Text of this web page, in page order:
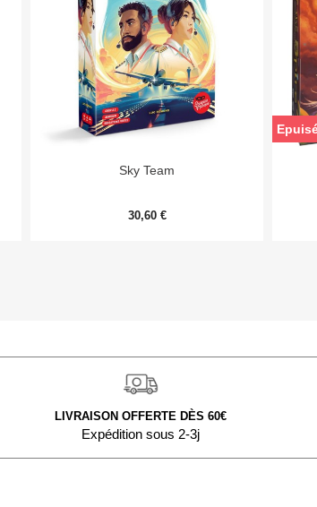
Aperçu rapide
Sky Team
30,60 €
LIVRAISON OFFERTE DÈS 60€
Expédition sous 2-3j